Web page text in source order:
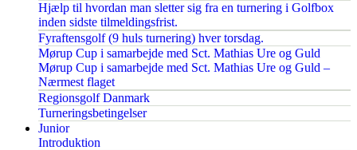
Hjælp til hvordan man sletter sig fra en turnering i Golfbox
inden sidste tilmeldingsfrist.
Fyraftensgolf (9 huls turnering) hver torsdag.
Mørup Cup i samarbejde med Sct. Mathias Ure og Guld
Mørup Cup i samarbejde med Sct. Mathias Ure og Guld –
Nærmest flaget
Regionsgolf Danmark
Turneringsbetingelser
Junior
Introduktion